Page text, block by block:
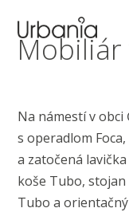
Mobiliár
Na námestí v obci
s operadlom
a zatočená
koše Tubo, stojan
Tubo a